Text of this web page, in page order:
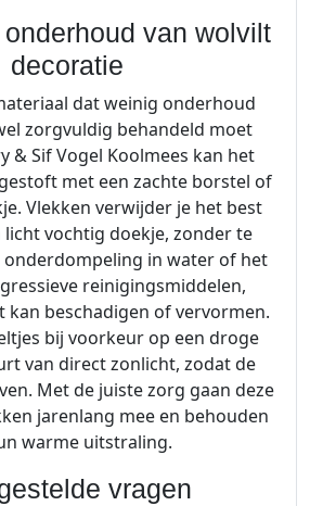
van wolvilt
decoratie
dat weinig onderhoud
zorgvuldig behandeld moet
& Sif Vogel Koolmees kan het
met een zachte borstel of
Vlekken verwijder je het best
vochtig doekje, zonder te
in water of het
reinigingsmiddelen,
kan beschadigen of vervormen.
bij voorkeur op een droge
van direct zonlicht, zodat de
Met de juiste zorg gaan deze
jarenlang mee en behouden
warme uitstraling.
vragen